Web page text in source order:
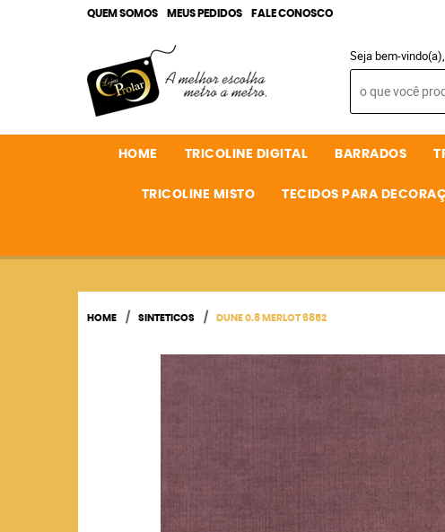
QUEM SOMOS MEUS PEDIDOS FALE CONOSCO
Seja bem-vindo(a),
HOME TRICOLINE DIGITAL BARRADOS
TRICOLINE MISTO TECIDOS PARA
HOME SINTETICOS DUNE 0.8 MERLOT 6852